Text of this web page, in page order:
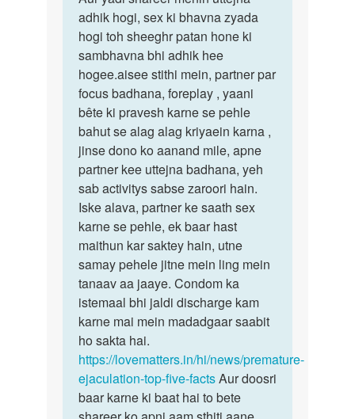
h
mera
by
gaurav
mishra
adhik hogi, sex ki bhavna zyada
hogi toh sheeghr patan hone ki
sambhavna bhi adhik hee
hogee.aisee stithi mein, partner par
focus badhana, foreplay , yaani
bête ki pravesh karne se pehle
bahut se alag alag kriyaein karna ,
jinse dono ko aanand mile, apne
partner kee uttejna badhana, yeh
sab activitys sabse zaroori hain.
Iske alava, partner ke saath sex
karne se pehle, ek baar hast
maithun kar saktey hain, utne
samay pehele jitne mein ling mein
tanaav aa jaaye. Condom ka
istemaal bhi jaldi discharge kam
karne mai mein madadgaar saabit
ho sakta hai.
https://lovematters.in/hi/news/premature-
ejaculation-top-five-factsAur doosri
baar karne ki baat hai to bete